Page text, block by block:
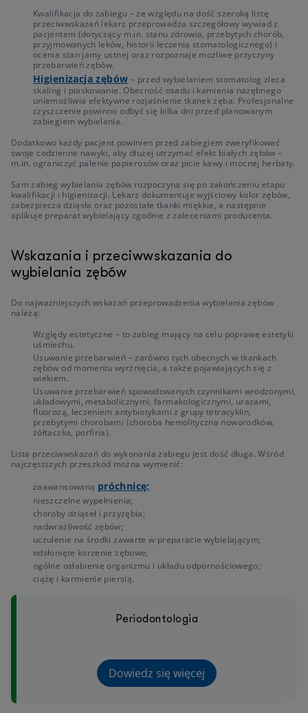
Kwalifikacja do zabiegu – ze względu na dość szeroką listę
przeciwwskazań lekarz przeprowadza szczegółowy wywiad z
pacjentem (dotyczący m.in. stanu zdrowia, przebytych chorób,
przyjmowanych leków, historii leczenia stomatologicznego) i
ocenia stan jamy ustnej oraz rozpoznaje możliwe przyczyny
przebarwień zębów.
Higienizacja zębów – przed wybielaniem stomatolog zleca
skaling i piaskowanie. Obecność osadu i kamienia nazębnego
uniemożliwia efektywne rozjaśnienie tkanek zęba. Profesjonalne
czyszczenie powinno odbyć się kilka dni przed planowanym
zabiegiem wybielania.
Dodatkowo każdy pacjent powinien przed zabiegiem zweryfikować
swoje codzienne nawyki, aby dłużej utrzymać efekt białych zębów –
m.in. ograniczyć palenie papierosów oraz picie kawy i mocnej herbaty.
Sam zabieg wybielania zębów rozpoczyna się po zakończeniu etapu
kwalifikacji i higienizacji. Lekarz dokumentuje wyjściowy kolor zębów,
zabezpiecza dziąsła oraz pozostałe tkanki miękkie, a następnie
aplikuje preparat wybielający zgodnie z zaleceniami producenta.
Wskazania i przeciwwskazania do
wybielania zębów
Do najważniejszych wskazań przeprowadzenia wybielania zębów
należą:
Względy estetyczne – to zabieg mający na celu poprawę estetyki
uśmiechu.
Usuwanie przebarwień – zarówno tych obecnych w tkankach
zębów od momentu wyrżnięcia, a także pojawiających się z
wiekiem.
Usuwanie przebarwień spowodowanych czynnikami wrodzonymi,
układowymi, metabolicznymi, farmakologicznymi, urazami,
fluorozą, leczeniem antybiotykami z grupy tetracyklin,
przebytymi chorobami (choroba hemolityczna noworodków,
żółtaczka, porfiria).
Lista przeciwwskazań do wykonania zabiegu jest dość długa. Wśród
najczęstszych przeszkód można wymienić:
zaawansowaną próchnicę;
nieszczelne wypełnienia;
choroby dziąseł i przyzębia;
nadwrażliwość zębów;
uczulenie na środki zawarte w preparacie wybielającym;
odsłonięte korzenie zębowe;
ogólne osłabienie organizmu i układu odpornościowego;
ciążę i karmienie piersią.
Periodontologia
Dowiedz się więcej